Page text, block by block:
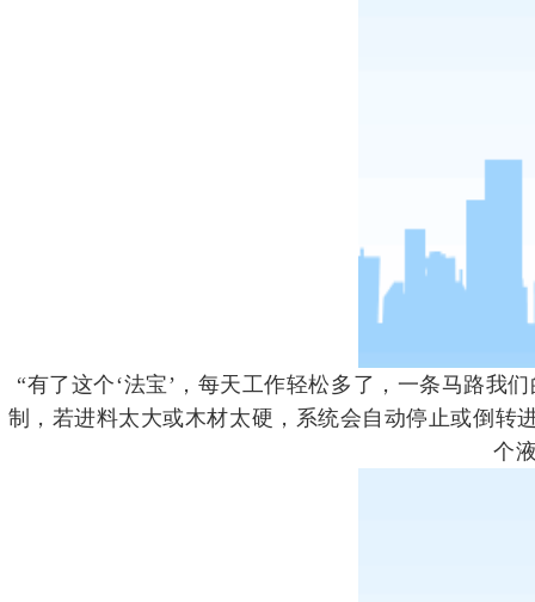
“有了这个‘法宝’，每天工作轻松多了，一条马路我
制，若进料太大或木材太硬，系统会自动停止或倒转
个